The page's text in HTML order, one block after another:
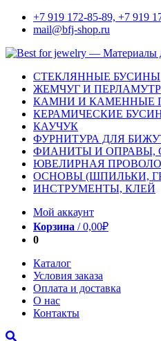
+7 919 172-85-89, +7 919
mail@bfj-shop.ru
СТЕКЛЯННЫЕ БУСИНЫ
ЖЕМЧУГ И ПЕРЛАМУТР
КАМНИ И КАМЕННЫЕ
КЕРАМИЧЕСКИЕ
КАУЧУК
ФУРНИТУРА ДЛЯ
ФИАНИТЫ И ОПРАВЫ,
ЮВЕЛИРНАЯ
ОСНОВЫ (ШПИЛЬКИ,
ИНСТРУМЕНТЫ, КЛЕЙ
Мой аккаунт
Корзина /0,00₽
0
Каталог
Условия заказа
Оплата и доставка
О нас
Контакты